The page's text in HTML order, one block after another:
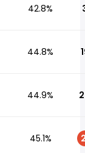
42.8%
44.8%
44.9%
45.1%